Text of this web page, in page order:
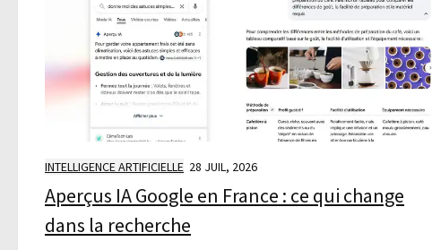
INTELLIGENCE ARTIFICIELLE 28 JUIL, 2026
Aperçus IA Google en France : ce qui change
dans la recherche